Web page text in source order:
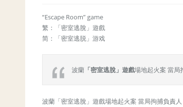
“Escape Room” game
繁：「密室逃脫」遊戲
简：「密室逃脱」游戏
波蘭 「密室逃脫」遊戲場地起火案 當局
波蘭「密室逃脫」遊戲場地起火案 當局拘捕負責人